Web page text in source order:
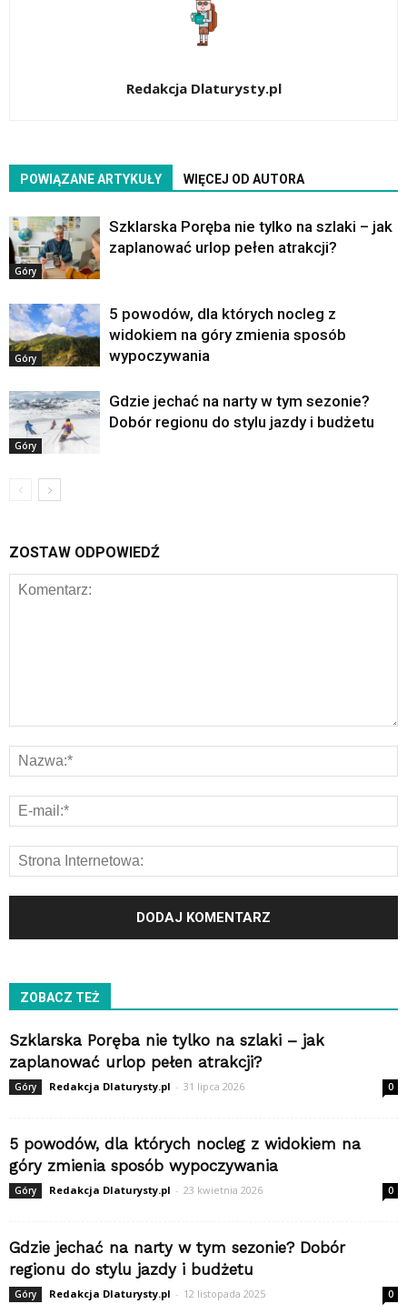
Redakcja Dlaturysty.pl
POWIĄZANE ARTYKUŁY WIĘCEJ OD AUTORA
Góry
Szklarska Poręba nie tylko na szlaki – jak
zaplanować urlop pełen atrakcji?
Góry
5 powodów, dla których nocleg z
widokiem na góry zmienia sposób
wypoczywania
Góry
Gdzie jechać na narty w tym sezonie?
Dobór regionu do stylu jazdy i budżetu
ZOSTAW ODPOWIEDŹ
ZOBACZ TEŻ
Szklarska Poręba nie tylko na szlaki – jak
zaplanować urlop pełen atrakcji?
Góry Redakcja Dlaturysty.pl - 31 lipca 2026 0
5 powodów, dla których nocleg z widokiem na
góry zmienia sposób wypoczywania
Góry Redakcja Dlaturysty.pl - 23 kwietnia 2026 0
Gdzie jechać na narty w tym sezonie? Dobór
regionu do stylu jazdy i budżetu
Góry Redakcja Dlaturysty.pl - 12 listopada 2025 0